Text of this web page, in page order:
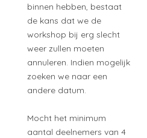
binnen hebben, bestaat
de kans dat we de
workshop bij erg slecht
weer zullen moeten
annuleren. Indien mogelijk
zoeken we naar een
andere datum.
Mocht het minimum
aantal deelnemers van 4